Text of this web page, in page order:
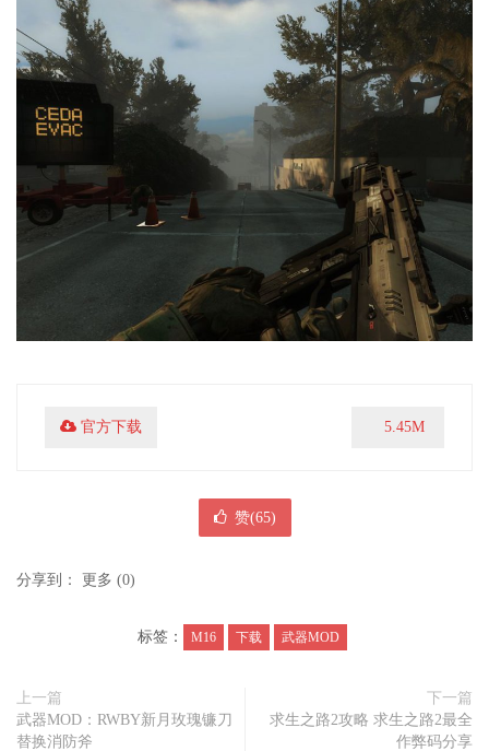
官方下载 5.45M
赞(65)
分享到： 更多 (0)
标签： M16 下载 武器MOD
上一篇
武器MOD：RWBY新月玫瑰镰刀
替换消防斧
下一篇
求生之路2攻略 求生之路2最全
作弊码分享